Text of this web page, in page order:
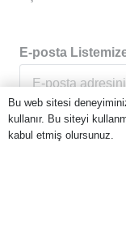
E-posta
Bu web sitesi
kullanır. Bu siteyi
kabul etmiş olursunuz.